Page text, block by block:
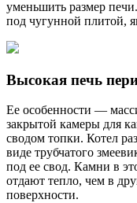
уменьшить размер
под чугунной плитой,
Высокая печь
Ее особенности —
закрытой камеры для
сводом топки. Котел
виде трубчатого
под ее свод. Камни в
отдают тепло, чем в
поверхности.